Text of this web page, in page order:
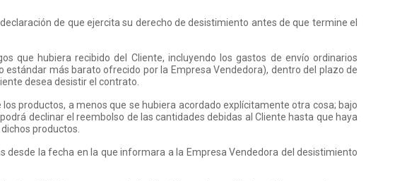
de que ejercita su derecho de desistimiento antes de que termine el
que hubiera recibido del Cliente, incluyendo los gastos de envío ordinarios
más barato ofrecido por la Empresa Vendedora), dentro del plazo de
desea desistir el contrato.
productos, a menos que se hubiera acordado explícitamente otra cosa; bajo
declinar el reembolso de las cantidades debidas al Cliente hasta que haya
productos.
la fecha en la que informara a la Empresa Vendedora del desistimiento